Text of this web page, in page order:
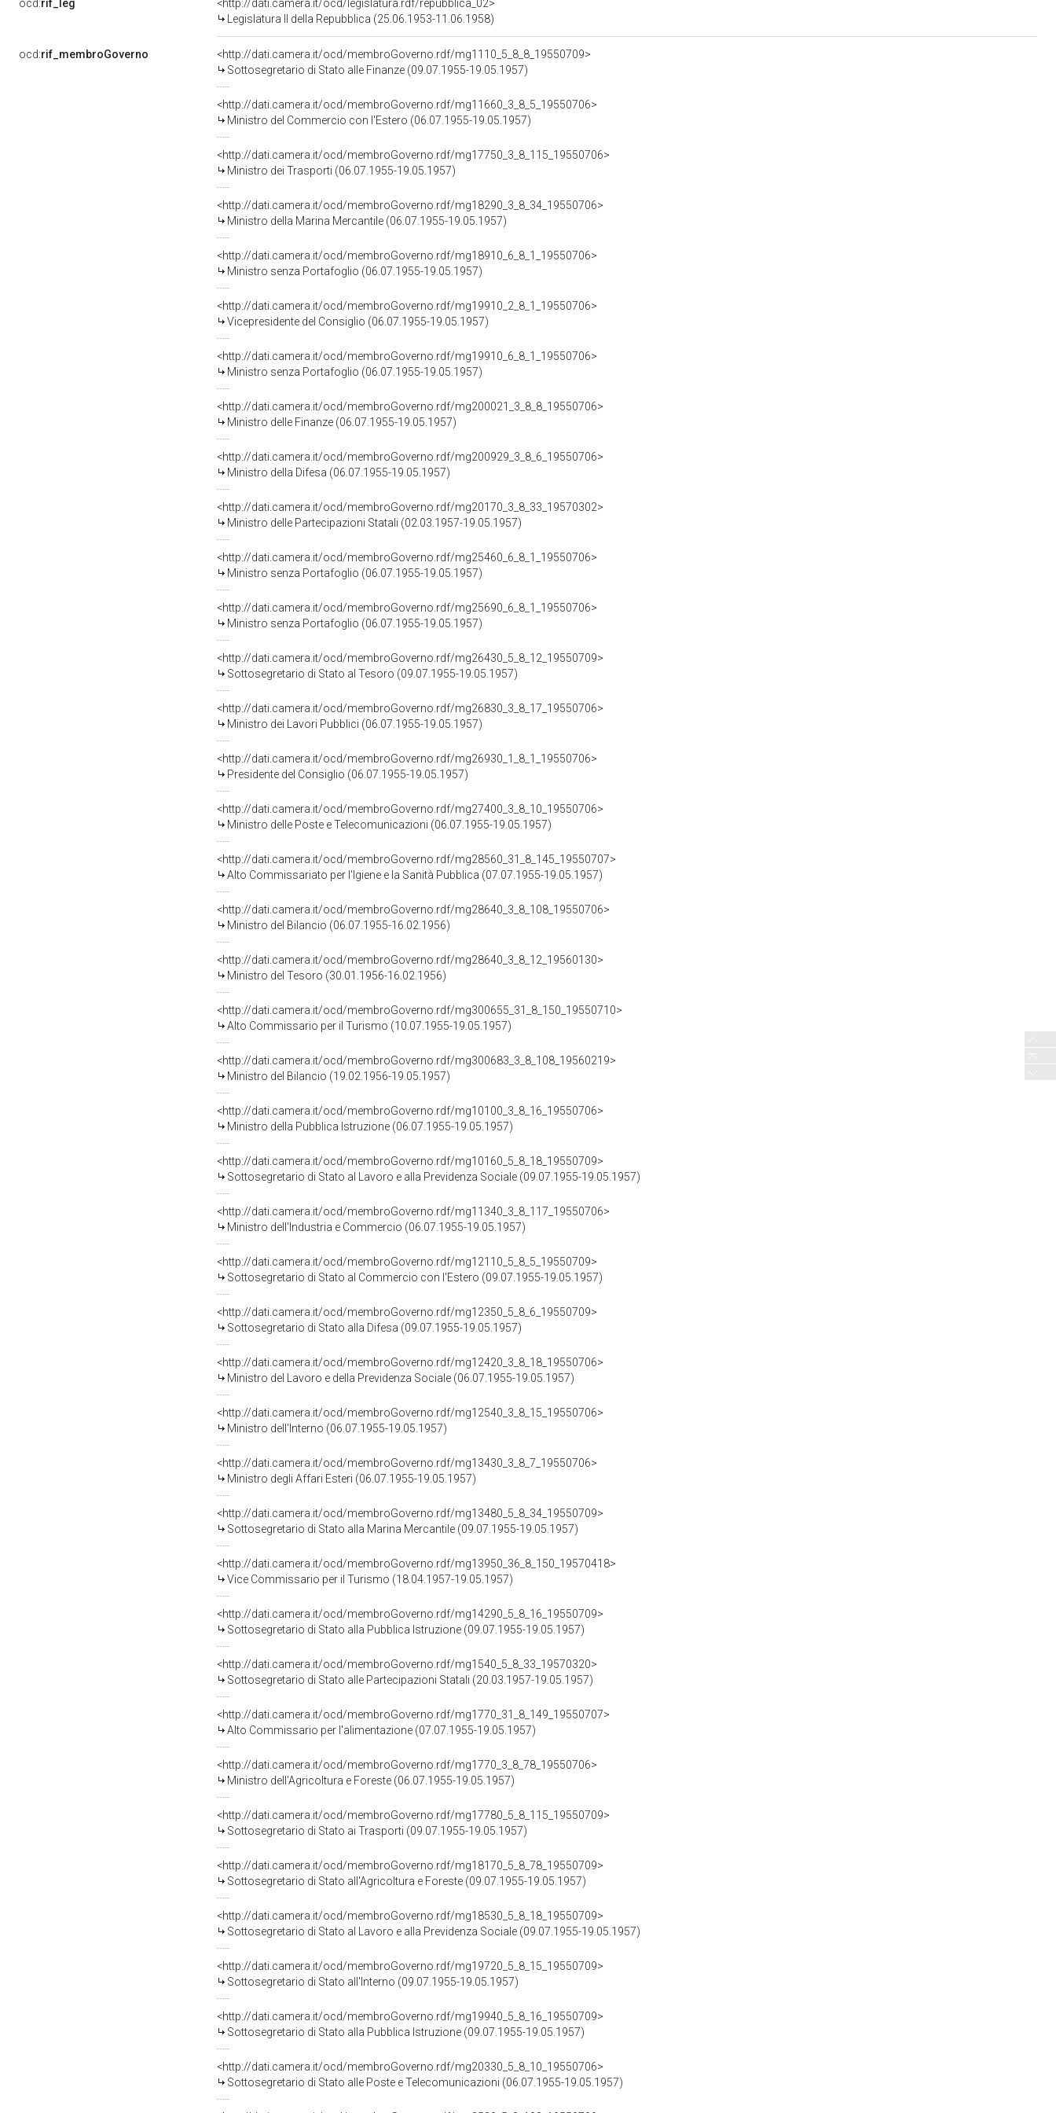
ocd:rif_leg
<http://dati.camera.it/ocd/legislatura.rdf/repubblica_02>
Legislatura II della Repubblica (25.06.1953-11.06.1958)
ocd:rif_membroGoverno
<http://dati.camera.it/ocd/membroGoverno.rdf/mg1110_5_8_8_19550709>
Sottosegretario di Stato alle Finanze (09.07.1955-19.05.1957)
<http://dati.camera.it/ocd/membroGoverno.rdf/mg11660_3_8_5_19550706>
Ministro del Commercio con l'Estero (06.07.1955-19.05.1957)
<http://dati.camera.it/ocd/membroGoverno.rdf/mg17750_3_8_115_19550706>
Ministro dei Trasporti (06.07.1955-19.05.1957)
<http://dati.camera.it/ocd/membroGoverno.rdf/mg18290_3_8_34_19550706>
Ministro della Marina Mercantile (06.07.1955-19.05.1957)
<http://dati.camera.it/ocd/membroGoverno.rdf/mg18910_6_8_1_19550706>
Ministro senza Portafoglio (06.07.1955-19.05.1957)
<http://dati.camera.it/ocd/membroGoverno.rdf/mg19910_2_8_1_19550706>
Vicepresidente del Consiglio (06.07.1955-19.05.1957)
<http://dati.camera.it/ocd/membroGoverno.rdf/mg19910_6_8_1_19550706>
Ministro senza Portafoglio (06.07.1955-19.05.1957)
<http://dati.camera.it/ocd/membroGoverno.rdf/mg200021_3_8_8_19550706>
Ministro delle Finanze (06.07.1955-19.05.1957)
<http://dati.camera.it/ocd/membroGoverno.rdf/mg200929_3_8_6_19550706>
Ministro della Difesa (06.07.1955-19.05.1957)
<http://dati.camera.it/ocd/membroGoverno.rdf/mg20170_3_8_33_19570302>
Ministro delle Partecipazioni Statali (02.03.1957-19.05.1957)
<http://dati.camera.it/ocd/membroGoverno.rdf/mg25460_6_8_1_19550706>
Ministro senza Portafoglio (06.07.1955-19.05.1957)
<http://dati.camera.it/ocd/membroGoverno.rdf/mg25690_6_8_1_19550706>
Ministro senza Portafoglio (06.07.1955-19.05.1957)
<http://dati.camera.it/ocd/membroGoverno.rdf/mg26430_5_8_12_19550709>
Sottosegretario di Stato al Tesoro (09.07.1955-19.05.1957)
<http://dati.camera.it/ocd/membroGoverno.rdf/mg26830_3_8_17_19550706>
Ministro dei Lavori Pubblici (06.07.1955-19.05.1957)
<http://dati.camera.it/ocd/membroGoverno.rdf/mg26930_1_8_1_19550706>
Presidente del Consiglio (06.07.1955-19.05.1957)
<http://dati.camera.it/ocd/membroGoverno.rdf/mg27400_3_8_10_19550706>
Ministro delle Poste e Telecomunicazioni (06.07.1955-19.05.1957)
<http://dati.camera.it/ocd/membroGoverno.rdf/mg28560_31_8_145_19550707>
Alto Commissariato per l'Igiene e la Sanità Pubblica (07.07.1955-19.05.1957)
<http://dati.camera.it/ocd/membroGoverno.rdf/mg28640_3_8_108_19550706>
Ministro del Bilancio (06.07.1955-16.02.1956)
<http://dati.camera.it/ocd/membroGoverno.rdf/mg28640_3_8_12_19560130>
Ministro del Tesoro (30.01.1956-16.02.1956)
<http://dati.camera.it/ocd/membroGoverno.rdf/mg300655_31_8_150_19550710>
Alto Commissario per il Turismo (10.07.1955-19.05.1957)
<http://dati.camera.it/ocd/membroGoverno.rdf/mg300683_3_8_108_19560219>
Ministro del Bilancio (19.02.1956-19.05.1957)
<http://dati.camera.it/ocd/membroGoverno.rdf/mg10100_3_8_16_19550706>
Ministro della Pubblica Istruzione (06.07.1955-19.05.1957)
<http://dati.camera.it/ocd/membroGoverno.rdf/mg10160_5_8_18_19550709>
Sottosegretario di Stato al Lavoro e alla Previdenza Sociale (09.07.1955-19.05.1957)
<http://dati.camera.it/ocd/membroGoverno.rdf/mg11340_3_8_117_19550706>
Ministro dell'Industria e Commercio (06.07.1955-19.05.1957)
<http://dati.camera.it/ocd/membroGoverno.rdf/mg12110_5_8_5_19550709>
Sottosegretario di Stato al Commercio con l'Estero (09.07.1955-19.05.1957)
<http://dati.camera.it/ocd/membroGoverno.rdf/mg12350_5_8_6_19550709>
Sottosegretario di Stato alla Difesa (09.07.1955-19.05.1957)
<http://dati.camera.it/ocd/membroGoverno.rdf/mg12420_3_8_18_19550706>
Ministro del Lavoro e della Previdenza Sociale (06.07.1955-19.05.1957)
<http://dati.camera.it/ocd/membroGoverno.rdf/mg12540_3_8_15_19550706>
Ministro dell'Interno (06.07.1955-19.05.1957)
<http://dati.camera.it/ocd/membroGoverno.rdf/mg13430_3_8_7_19550706>
Ministro degli Affari Esteri (06.07.1955-19.05.1957)
<http://dati.camera.it/ocd/membroGoverno.rdf/mg13480_5_8_34_19550709>
Sottosegretario di Stato alla Marina Mercantile (09.07.1955-19.05.1957)
<http://dati.camera.it/ocd/membroGoverno.rdf/mg13950_36_8_150_19570418>
Vice Commissario per il Turismo (18.04.1957-19.05.1957)
<http://dati.camera.it/ocd/membroGoverno.rdf/mg14290_5_8_16_19550709>
Sottosegretario di Stato alla Pubblica Istruzione (09.07.1955-19.05.1957)
<http://dati.camera.it/ocd/membroGoverno.rdf/mg1540_5_8_33_19570320>
Sottosegretario di Stato alle Partecipazioni Statali (20.03.1957-19.05.1957)
<http://dati.camera.it/ocd/membroGoverno.rdf/mg1770_31_8_149_19550707>
Alto Commissario per l'alimentazione (07.07.1955-19.05.1957)
<http://dati.camera.it/ocd/membroGoverno.rdf/mg1770_3_8_78_19550706>
Ministro dell'Agricoltura e Foreste (06.07.1955-19.05.1957)
<http://dati.camera.it/ocd/membroGoverno.rdf/mg17780_5_8_115_19550709>
Sottosegretario di Stato ai Trasporti (09.07.1955-19.05.1957)
<http://dati.camera.it/ocd/membroGoverno.rdf/mg18170_5_8_78_19550709>
Sottosegretario di Stato all'Agricoltura e Foreste (09.07.1955-19.05.1957)
<http://dati.camera.it/ocd/membroGoverno.rdf/mg18530_5_8_18_19550709>
Sottosegretario di Stato al Lavoro e alla Previdenza Sociale (09.07.1955-19.05.1957)
<http://dati.camera.it/ocd/membroGoverno.rdf/mg19720_5_8_15_19550709>
Sottosegretario di Stato all'Interno (09.07.1955-19.05.1957)
<http://dati.camera.it/ocd/membroGoverno.rdf/mg19940_5_8_16_19550709>
Sottosegretario di Stato alla Pubblica Istruzione (09.07.1955-19.05.1957)
<http://dati.camera.it/ocd/membroGoverno.rdf/mg20330_5_8_10_19550706>
Sottosegretario di Stato alle Poste e Telecomunicazioni (06.07.1955-19.05.1957)